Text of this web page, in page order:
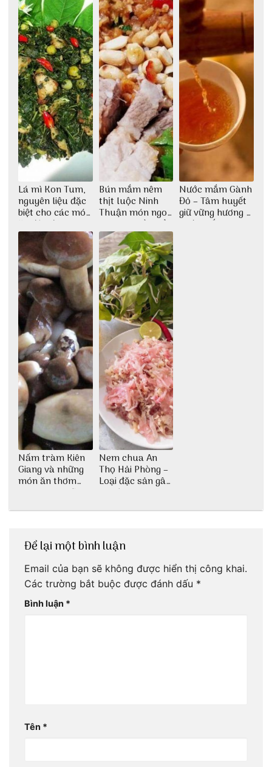
Lá mì Kon Tum,
nguyên liệu đặc
biệt cho các món
ăn độc đáo
Bún mắm nêm
thịt luộc Ninh
Thuận món ngon
dân dã miền biển
Nước mắm Gành
Đỏ – Tâm huyết
giữ vững hương vị
nước mắm sau
Nấm tràm Kiên
Giang và những
món ăn thơm
ngon khó cưỡng
Nem chua An
Thọ Hải Phòng –
Loại đặc sản gây
nghiện
Để lại một bình luận
Email của bạn sẽ không được hiển thị công khai.
Các trường bắt buộc được đánh dấu *
Bình luận *
Tên *